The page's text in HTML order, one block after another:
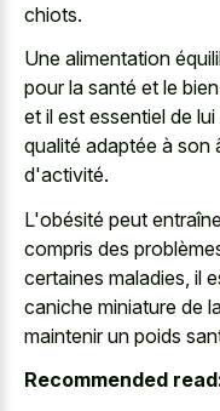
chiots.
Une alimentation
pour la santé et le
et il est essentiel de
qualité adaptée à son
d'activité.
L'obésité peut
compris des
certaines maladies, il
caniche miniature de
maintenir un poids
Recommended